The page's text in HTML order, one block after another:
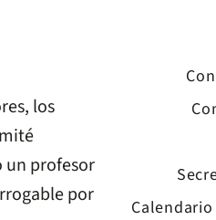
los
un profesor
por